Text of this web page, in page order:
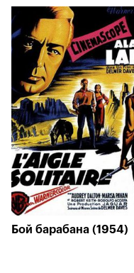
Бой барабана (1954)